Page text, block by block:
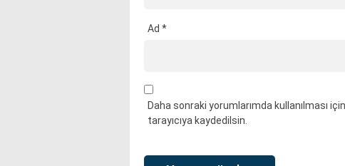
Ad *
Daha sonraki yorumlarımda kullanılması
tarayıcıya kaydedilsin.